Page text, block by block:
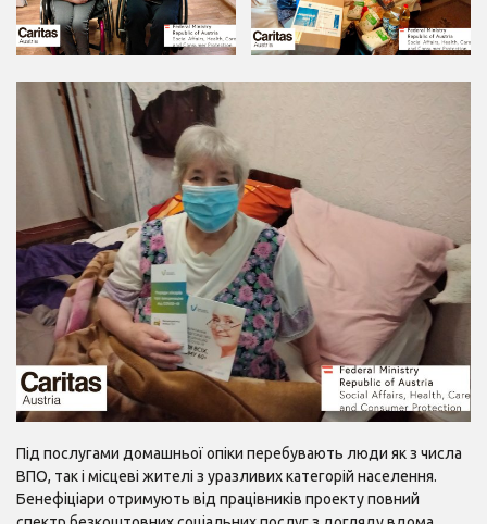
Під послугами домашньої опіки перебувають люди як з числа
ВПО, так і місцеві жителі з уразливих категорій населення.
Бенефіціари отримують від працівників проекту повний